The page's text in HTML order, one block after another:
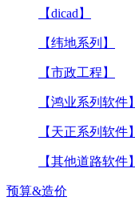
【dicad】
【纬地系列】
【市政工程】
【鸿业系列软件】
【天正系列软件】
【其他道路软件】
预算&造价